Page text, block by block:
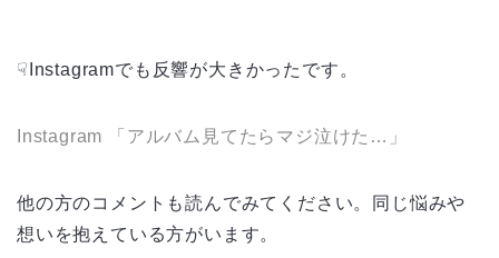
☟Instagramでも反響が大きかったです。
Instagram 「アルバム見てたらマジ泣けた…」
他の方のコメントも読んでみてください。同じ悩みや
想いを抱えている方がいます。